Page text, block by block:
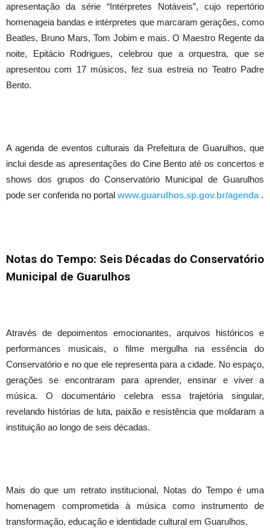
apresentação da série “Intérpretes Notáveis”, cujo repertório
homenageia bandas e intérpretes que marcaram gerações, como
Beatles, Bruno Mars, Tom Jobim e mais. O Maestro Regente da
noite, Epitácio Rodrigues, celebrou que a orquestra, que se
apresentou com 17 músicos, fez sua estreia no Teatro Padre
Bento.
A agenda de eventos culturais da Prefeitura de Guarulhos, que
inclui desde as apresentações do Cine Bento até os concertos e
shows dos grupos do Conservatório Municipal de Guarulhos
pode ser conferida no portal www.guarulhos.sp.gov.br/agenda.
Notas do Tempo: Seis Décadas do Conservatório
Municipal de Guarulhos
Através de depoimentos emocionantes, arquivos históricos e
performances musicais, o filme mergulha na essência do
Conservatório e no que ele representa para a cidade. No espaço,
gerações se encontraram para aprender, ensinar e viver a
música. O documentário celebra essa trajetória singular,
revelando histórias de luta, paixão e resistência que moldaram a
instituição ao longo de seis décadas.
Mais do que um retrato institucional, Notas do Tempo é uma
homenagem comprometida à música como instrumento de
transformação, educação e identidade cultural em Guarulhos.